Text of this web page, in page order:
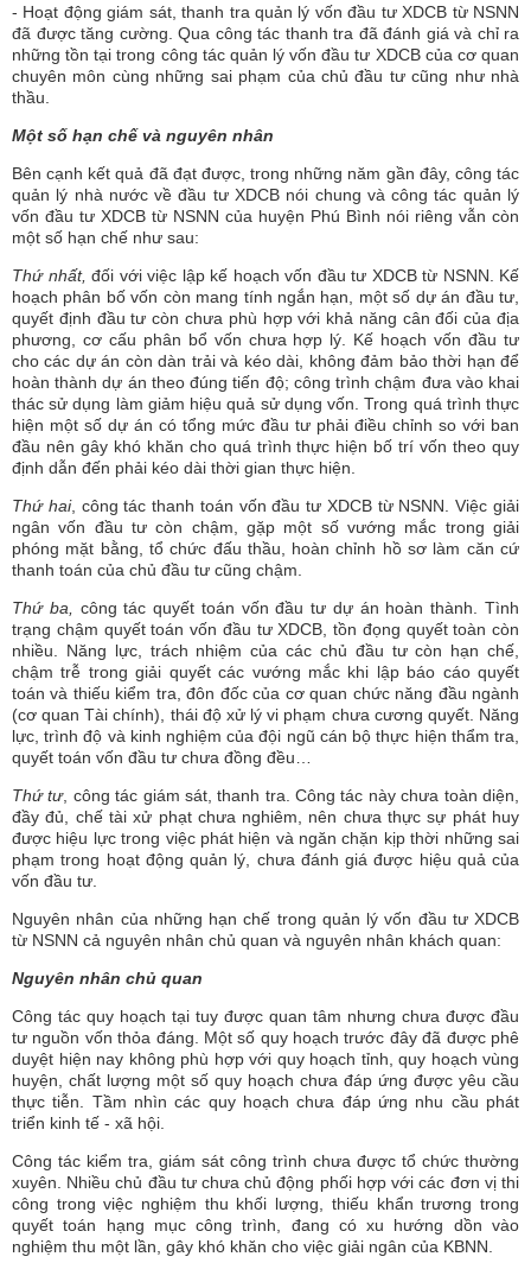
- Hoạt động giám sát, thanh tra quản lý vốn đầu tư XDCB từ NSNN
đã được tăng cường. Qua công tác thanh tra đã đánh giá và chỉ ra
những tồn tại trong công tác quản lý vốn đầu tư XDCB của cơ quan
chuyên môn cùng những sai phạm của chủ đầu tư cũng như nhà
thầu.
Một số hạn chế và nguyên nhân
Bên cạnh kết quả đã đạt được, trong những năm gần đây, công tác
quản lý nhà nước về đầu tư XDCB nói chung và công tác quản lý
vốn đầu tư XDCB từ NSNN của huyện Phú Bình nói riêng vẫn còn
một số hạn chế như sau:
Thứ nhất, đối với việc lập kế hoạch vốn đầu tư XDCB từ NSNN. Kế
hoạch phân bố vốn còn mang tính ngắn hạn, một số dự án đầu tư,
quyết định đầu tư còn chưa phù hợp với khả năng cân đối của địa
phương, cơ cấu phân bổ vốn chưa hợp lý. Kế hoạch vốn đầu tư
cho các dự án còn dàn trải và kéo dài, không đảm bảo thời hạn để
hoàn thành dự án theo đúng tiến độ; công trình chậm đưa vào khai
thác sử dụng làm giảm hiệu quả sử dụng vốn. Trong quá trình thực
hiện một số dự án có tổng mức đầu tư phải điều chỉnh so với ban
đầu nên gây khó khăn cho quá trình thực hiện bố trí vốn theo quy
định dẫn đến phải kéo dài thời gian thực hiện.
Thứ hai, công tác thanh toán vốn đầu tư XDCB từ NSNN. Việc giải
ngân vốn đầu tư còn chậm, gặp một số vướng mắc trong giải
phóng mặt bằng, tổ chức đấu thầu, hoàn chỉnh hồ sơ làm căn cứ
thanh toán của chủ đầu tư cũng chậm.
Thứ ba,
công tác quyết toán vốn đầu tư dự án hoàn thành. Tình
trạng chậm quyết toán vốn đầu tư XDCB, tồn đọng quyết toàn còn
nhiều. Năng lực, trách nhiệm của các chủ đầu tư còn hạn chế,
chậm trễ trong giải quyết các vướng mắc khi lập báo cáo quyết
toán và thiếu kiểm tra, đôn đốc của cơ quan chức năng đầu ngành
(cơ quan Tài chính), thái độ xử lý vi phạm chưa cương quyết. Năng
lực, trình độ và kinh nghiệm của đội ngũ cán bộ thực hiện thẩm tra,
quyết toán vốn đầu tư chưa đồng đều…
Thứ tư, công tác giám sát, thanh tra. Công tác này chưa toàn diện,
đầy đủ, chế tài xử phạt chưa nghiêm, nên chưa thực sự phát huy
được hiệu lực trong việc phát hiện và ngăn chặn kịp thời những sai
phạm trong hoạt động quản lý, chưa đánh giá được hiệu quả của
vốn đầu tư.
Nguyên nhân của những hạn chế trong quản lý vốn đầu tư XDCB
từ NSNN cả nguyên nhân chủ quan và nguyên nhân khách quan:
Nguyên nhân chủ quan
Công tác quy hoạch tại tuy được quan tâm nhưng chưa được đầu
tư nguồn vốn thỏa đáng. Một số quy hoạch trước đây đã được phê
duyệt hiện nay không phù hợp với quy hoạch tỉnh, quy hoạch vùng
huyện, chất lượng một số quy hoạch chưa đáp ứng được yêu cầu
thực tiễn. Tầm nhìn các quy hoạch chưa đáp ứng nhu cầu phát
triển kinh tế - xã hội.
Công tác kiểm tra, giám sát công trình chưa được tổ chức thường
xuyên. Nhiều chủ đầu tư chưa chủ động phối hợp với các đơn vị thi
công trong việc nghiệm thu khối lượng, thiếu khẩn trương trong
quyết toán hạng mục công trình, đang có xu hướng dồn vào
nghiệm thu một lần, gây khó khăn cho việc giải ngân của KBNN.